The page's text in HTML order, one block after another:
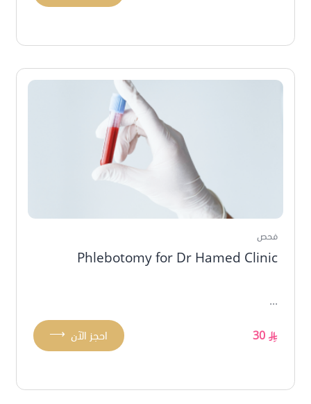
فحص
Phlebotomy for Dr Hamed Clinic
...
30
⟶ احجز الآن